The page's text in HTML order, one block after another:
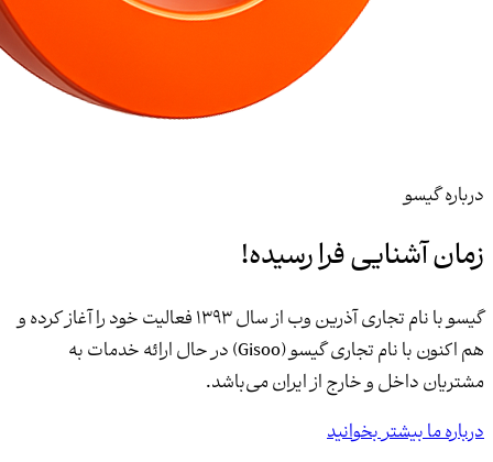
درباره گیسو
زمان آشنایی فرا رسیده!
گیسو با نام تجاری آذرین وب از سال 1393 فعالیت خود را آغاز کرده و
هم اکنون با نام تجاری گیسو (Gisoo) در حال ارائه خدمات به
مشتریان داخل و خارج از ایران می‌باشد.
درباره ما بیشتر بخوانید